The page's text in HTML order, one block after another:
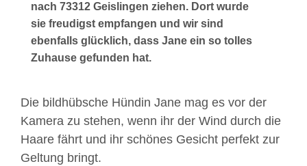
nach 73312 Geislingen ziehen. Dort wurde
sie freudigst empfangen und wir sind
ebenfalls glücklich, dass Jane ein so tolles
Zuhause gefunden hat.
Die bildhübsche Hündin Jane mag es vor der
Kamera zu stehen, wenn ihr der Wind durch die
Haare fährt und ihr schönes Gesicht perfekt zur
Geltung bringt.